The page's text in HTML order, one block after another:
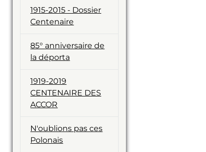
1915-2015 - Dossier
Centenaire
85° anniversaire de
la déporta
1919-2019
CENTENAIRE DES
ACCOR
N'oublions pas ces
Polonais